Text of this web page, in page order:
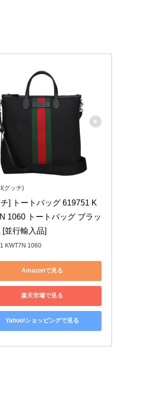
グッチ)
] トートバッグ 619751 K
1060 トートバッグ ブラッ
[並行輸入品]
KWT7N 1060
Amazonで見る
楽天市場で見る
Yahoo!ショッピングで見る